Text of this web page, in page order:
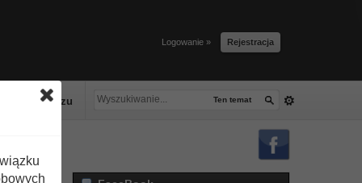
Logowanie » Rejestracja
Ten temat
tłuszczu